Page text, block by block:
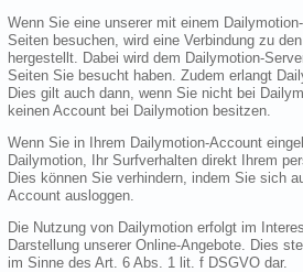
Wenn Sie eine unserer mit einem
Seiten besuchen, wird eine Verbindung zu
hergestellt. Dabei wird dem Dailymotion-
Seiten Sie besucht haben. Zudem erlangt
Dies gilt auch dann, wenn Sie nicht bei
keinen Account bei Dailymotion besitzen.
Wenn Sie in Ihrem Dailymotion-Account
Dailymotion, Ihr Surfverhalten direkt Ihrem
Dies können Sie verhindern, indem Sie sich
Account ausloggen.
Die Nutzung von Dailymotion erfolgt im
Darstellung unserer Online-Angebote. Dies
im Sinne des Art. 6 Abs. 1 lit. f DSGVO dar.